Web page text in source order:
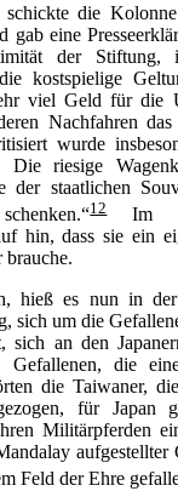
schickte die
gab eine
der Stiftung,
kostspielige
viel Geld für die
Nachfahren
wurde
Die riesige
der staatlichen
12Im
hin, dass sie ein
hieß es nun in der
sich um die
an den
Gefallenen, die
die Taiwaner,
für Japan
Militärpferden
aufgestellter
Feld der Ehre